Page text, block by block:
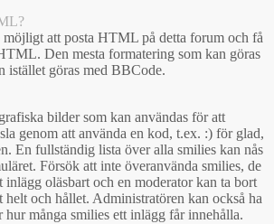
att posta HTML på detta forum och få
Den mesta formatering som kan göras
istället göras med BBCode.
bilder som kan användas för att
genom att använda en kod, t.ex. :) för glad,
En fullständig lista över alla smilies kan nås
Försök att inte överanvända smilies, de
inlägg oläsbart och en moderator kan ta bort
helt och hållet. Administratören kan också ha
hur många smilies ett inlägg får innehålla.